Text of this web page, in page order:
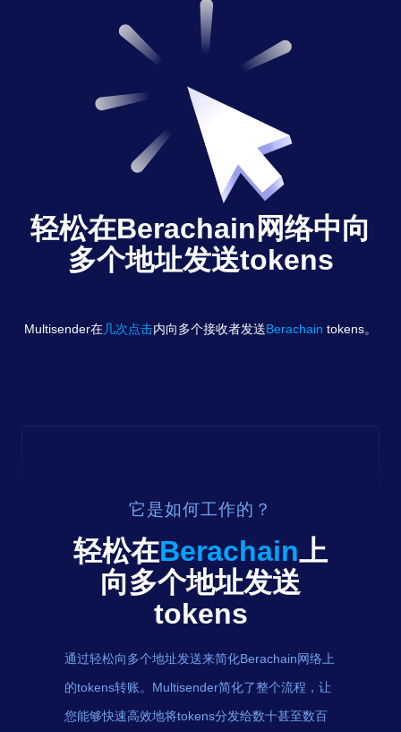
轻松在Berachain网络中向
多个地址发送tokens
Multisender在几次点击内向多个接收者发送Berachain tokens。
它是如何工作的？
轻松在Berachain上
向多个地址发送
tokens
通过轻松向多个地址发送来简化Berachain网络上
的tokens转账。Multisender简化了整个流程，让
您能够快速高效地将tokens分发给数十甚至数百